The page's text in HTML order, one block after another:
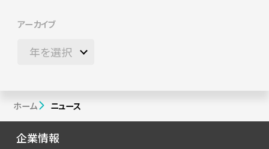
アーカイブ
ホーム ニュース
企業情報